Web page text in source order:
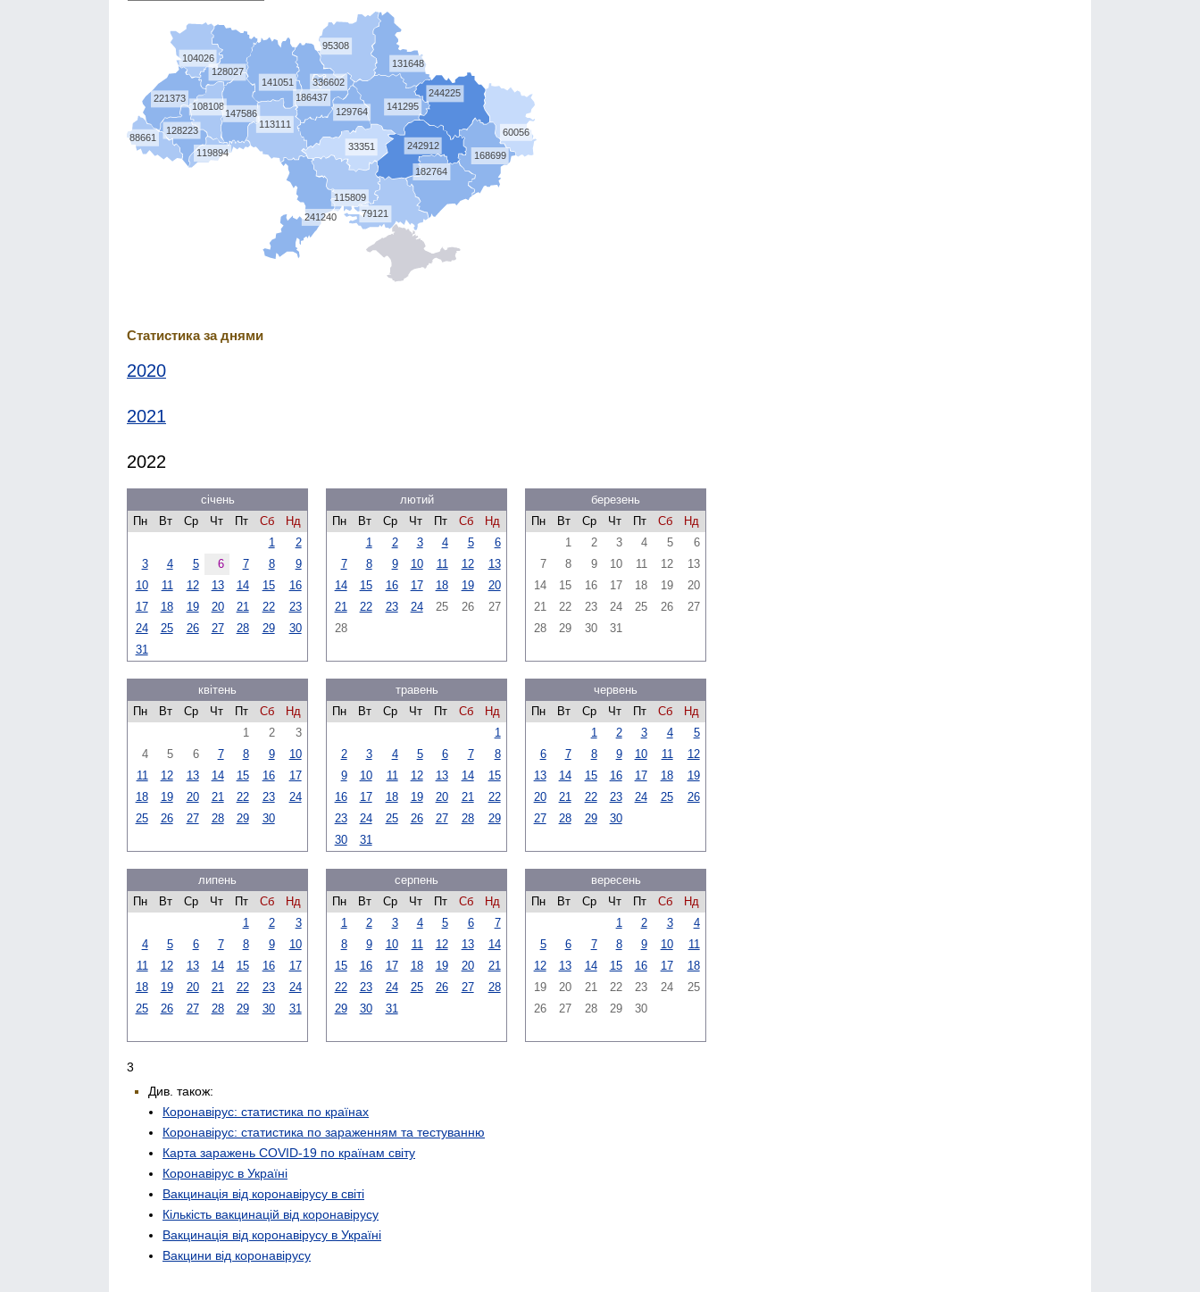
113111
104026
242912
168699
141051
88661
182764
128223
186437
33351
60056
221373
115809
241240
141295
128027
131648
108108
244225
79121
147586 129764
119894
95308
336602
Статистика за днями
2020
2021
2022
січень
Пн
Вт Ср Чт Пт Сб
Нд
1
2
3
4 5 6 7 8
9
10
11 12 13 14 15
16
17
18 19 20 21 22
23
24
25 26 27 28 29
30
31
лютий
Пн
Вт Ср Чт Пт Сб
Нд
1
2 3 4 5
6
7
8 9 10 11 12
13
14
15 16 17 18 19
20
21
22 23 24 25 26
27
28
березень
Пн
Вт Ср Чт Пт Сб
Нд
1
2 3 4 5
6
7
8 9 10 11 12
13
14
15 16 17 18 19
20
21
22 23 24 25 26
27
28
29 30 31
квітень
Пн
Вт Ср Чт Пт Сб
Нд
1
2
3
4
5 6 7 8 9
10
11
12 13 14 15 16
17
18
19 20 21 22 23
24
25
26 27 28 29 30
травень
Пн
Вт Ср Чт Пт Сб
Нд
1
2
3 4 5 6 7
8
9
10 11 12 13 14
15
16
17 18 19 20 21
22
23
24 25 26 27 28
29
30
31
червень
Пн
Вт Ср Чт Пт Сб
Нд
1
2 3 4
5
6
7 8 9 10 11
12
13
14 15 16 17 18
19
20
21 22 23 24 25
26
27
28 29 30
липень
Пн
Вт Ср Чт Пт Сб
Нд
1
2
3
4
5 6 7 8 9
10
11
12 13 14 15 16
17
18
19 20 21 22 23
24
25
26 27 28 29 30 31
серпень
Пн
Вт Ср Чт Пт Сб
Нд
1
2 3 4 5 6
7
8
9 10 11 12 13
14
15
16 17 18 19 20
21
22
23 24 25 26 27
28
29
30 31
вересень
Пн
Вт Ср Чт Пт Сб
Нд
1
2 3
4
5
6 7 8 9 10
11
12
13 14 15 16 17
18
19
20 21 22 23 24
25
26
27 28 29 30
3
Див. також:
Коронавірус: статистика по країнах
Коронавірус: статистика по зараженням та тестуванню
Карта заражень COVID-19 по країнам світу
Коронавірус в Україні
Вакцинація від коронавірусу в світі
Кількість вакцинацій від коронавірусу
Вакцинація від коронавірусу в Україні
Вакцини від коронавірусу